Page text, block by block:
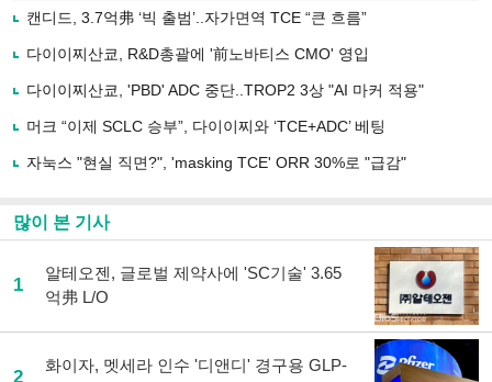
로
기
사
유
기
캔디드, 3.7억弗 ‘빅 출범’..자가면역 TCE “큰 흐름”
다이이찌산쿄, R&D총괄에 '前노바티스 CMO' 영입
다이이찌산쿄, 'PBD' ADC 중단..TROP2 3상 "AI 마커 적용"
머크 “이제 SCLC 승부”, 다이이찌와 ‘TCE+ADC’ 베팅
자눅스 "현실 직면?", 'masking TCE' ORR 30%로 "급감"
많이 본 기사
1
알테오젠, 글로벌 제약사에 'SC기술' 3.65
억弗 L/O
2
화이자, 멧세라 인수 '디앤디' 경구용 GLP-